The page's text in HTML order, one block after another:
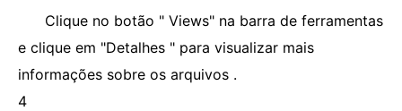
Clique no botão " Views" na barra de ferramentas
e clique em "Detalhes " para visualizar mais
informações sobre os arquivos .
4